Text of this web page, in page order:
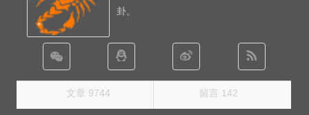
卦。
文章 9744 留言 142